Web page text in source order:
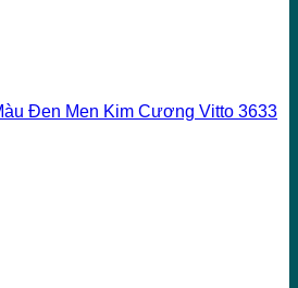
Đen Men Kim Cương Vitto 3633